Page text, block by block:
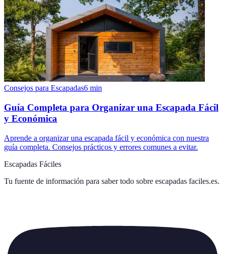
Consejos para Escapadas6 min
Guía Completa para Organizar una Escapada Fácil
y Económica
Aprende a organizar una escapada fácil y económica con nuestra
guía completa. Consejos prácticos y errores comunes a evitar.
Escapadas Fáciles
Tu fuente de información para saber todo sobre escapadas faciles.es.